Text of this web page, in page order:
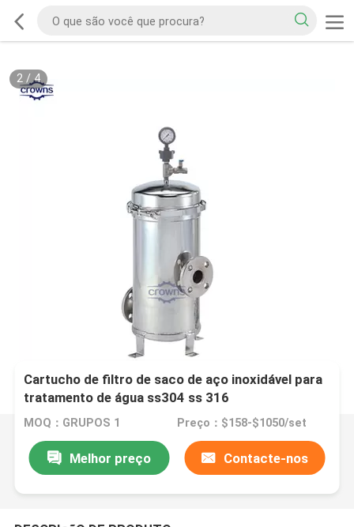
2/4
Cartucho de filtro de saco de aço inoxidável para
tratamento de água ss304 ss 316
MOQ：GRUPOS 1 Preço：$158-$1050/set
Melhor preço Contacte-nos